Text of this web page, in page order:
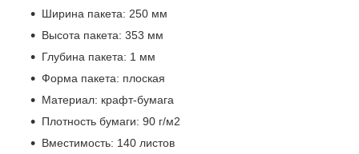
Ширина пакета: 250 мм
Высота пакета: 353 мм
Глубина пакета: 1 мм
Форма пакета: плоская
Материал: крафт-бумага
Плотность бумаги: 90 г/м2
Вместимость: 140 листов